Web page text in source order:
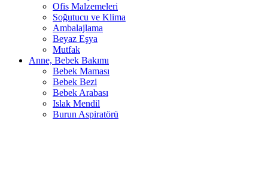
Ofis Malzemeleri
Soğutucu ve Klima
Ambalajlama
Beyaz Eşya
Mutfak
Anne, Bebek Bakımı
Bebek Maması
Bebek Bezi
Bebek Arabası
Islak Mendil
Burun Aspiratörü